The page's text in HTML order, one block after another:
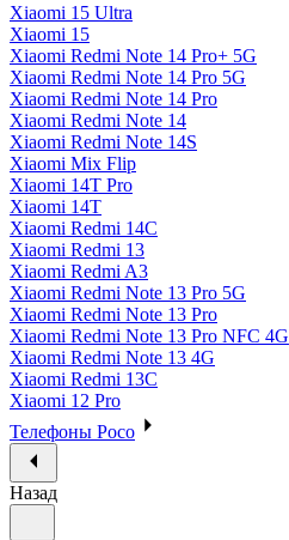
Xiaomi 15 Ultra
Xiaomi 15
Xiaomi Redmi Note 14 Pro+ 5G
Xiaomi Redmi Note 14 Pro 5G
Xiaomi Redmi Note 14 Pro
Xiaomi Redmi Note 14
Xiaomi Redmi Note 14S
Xiaomi Mix Flip
Xiaomi 14T Pro
Xiaomi 14T
Xiaomi Redmi 14C
Xiaomi Redmi 13
Xiaomi Redmi A3
Xiaomi Redmi Note 13 Pro 5G
Xiaomi Redmi Note 13 Pro
Xiaomi Redmi Note 13 Pro NFC 4G
Xiaomi Redmi Note 13 4G
Xiaomi Redmi 13C
Xiaomi 12 Pro
Телефоны Poco
Назад